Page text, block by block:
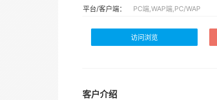
平台/客户端： PC端,WAP端,PC/WAP
访问浏览
客户介绍